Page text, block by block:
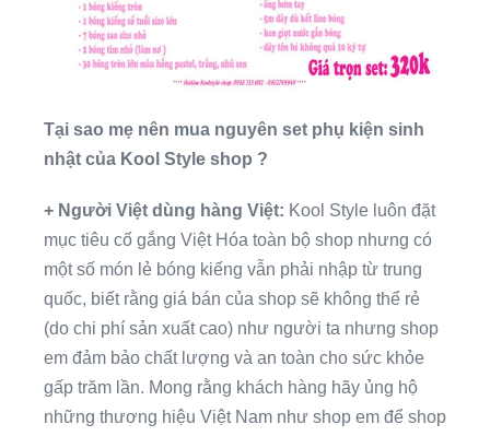
Tại sao mẹ nên mua nguyên set phụ kiện sinh
nhật của Kool Style shop ?
+ Người Việt dùng hàng Việt: Kool Style luôn đặt
mục tiêu cố gắng Việt Hóa toàn bộ shop nhưng có
một số món lẻ bóng kiếng vẫn phải nhập từ trung
quốc, biết rằng giá bán của shop sẽ không thể rẻ
(do chi phí sản xuất cao) như người ta nhưng shop
em đảm bảo chất lượng và an toàn cho sức khỏe
gấp trăm lần. Mong rằng khách hàng hãy ủng hộ
những thương hiệu Việt Nam như shop em để shop